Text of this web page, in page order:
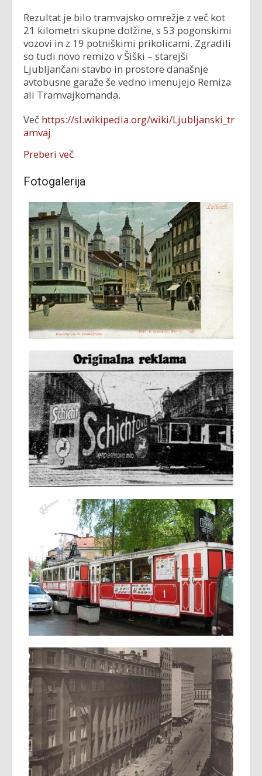
Rezultat je bilo tramvajsko omrežje z več kot
21 kilometri skupne dolžine, s 53 pogonskimi
vozovi in z 19 potniškimi prikolicami. Zgradili
so tudi novo remizo v Šiški – starejši
Ljubljančani stavbo in prostore današnje
avtobusne garaže še vedno imenujejo Remiza
ali Tramvajkomanda.
Več https://sl.wikipedia.org/wiki/Ljubljanski_tr
amvaj
Preberi več
Fotogalerija